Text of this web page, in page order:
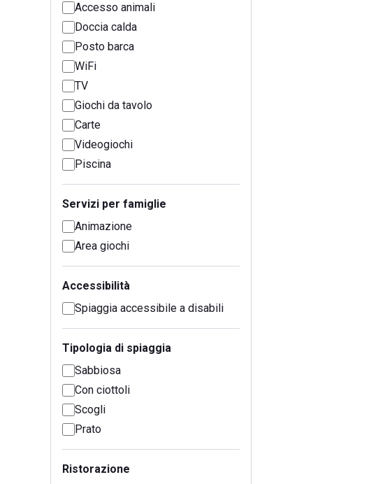
Accesso animali
Doccia calda
Posto barca
WiFi
TV
Giochi da tavolo
Carte
Videogiochi
Piscina
Servizi per famiglie
Animazione
Area giochi
Accessibilità
Spiaggia accessibile a disabili
Tipologia di spiaggia
Sabbiosa
Con ciottoli
Scogli
Prato
Ristorazione